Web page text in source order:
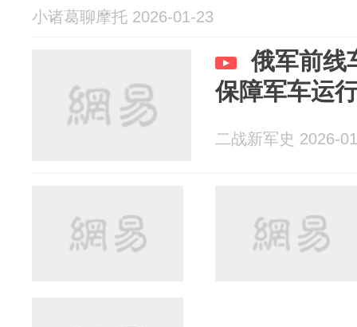
小诸葛聊摩托 2026-01-23
俄军前线
保障军车运
二战新军史 2026-